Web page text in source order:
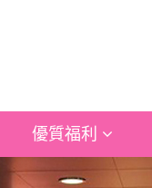
優質福利